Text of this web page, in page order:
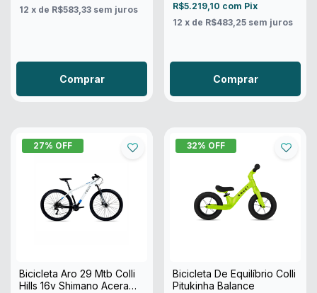
12 x de R$583,33 sem juros
Comprar
R$5.219,10 com Pix
12 x de R$483,25 sem juros
Comprar
27% OFF
Bicicleta Aro 29 Mtb Colli
Hills 16v Shimano Acera
32% OFF
Bicicleta De Equilíbrio Colli
Pitukinha Balance